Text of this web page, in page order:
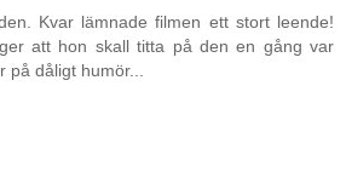
Kvar lämnade filmen ett stort leende!
att hon skall titta på den en gång var
på dåligt humör...